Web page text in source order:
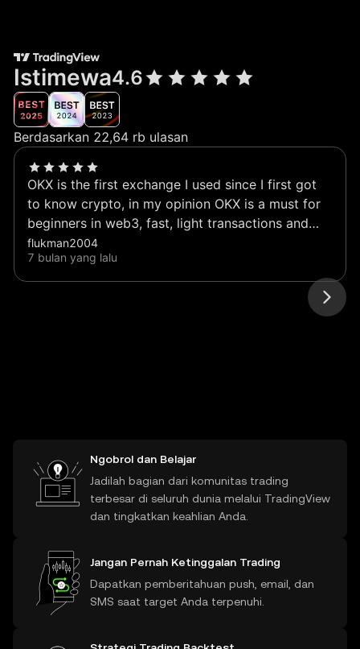
Istimewa4.6
Berdasarkan 22,64 rb ulasan
OKX is the first exchange I used since I first got
to know crypto, in my opinion OKX is a must for
beginners in web3, fast, light transactions and
very helpful, especially for crypto beginners, it is
very important to have this application on your
smartphone homepage.
flukman2004
7 bulan yang lalu
Ngobrol dan Belajar
Jadilah bagian dari komunitas trading
terbesar di seluruh dunia melalui TradingView
dan tingkatkan keahlian Anda.
Jangan Pernah Ketinggalan Trading
Dapatkan pemberitahuan push, email, dan
SMS saat target Anda terpenuhi.